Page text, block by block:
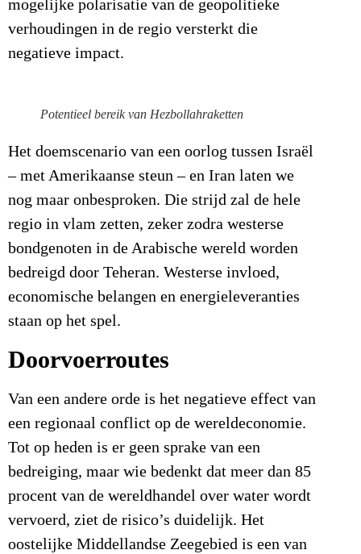
mogelijke polarisatie van de geopolitieke
verhoudingen in de regio versterkt die
negatieve impact.
Potentieel bereik van Hezbollahraketten
Het doemscenario van een oorlog tussen Israël
– met Amerikaanse steun – en Iran laten we
nog maar onbesproken. Die strijd zal de hele
regio in vlam zetten, zeker zodra westerse
bondgenoten in de Arabische wereld worden
bedreigd door Teheran. Westerse invloed,
economische belangen en energieleveranties
staan op het spel.
Doorvoerroutes
Van een andere orde is het negatieve effect van
een regionaal conflict op de wereldeconomie.
Tot op heden is er geen sprake van een
bedreiging, maar wie bedenkt dat meer dan 85
procent van de wereldhandel over water wordt
vervoerd, ziet de risico’s duidelijk. Het
oostelijke Middellandse Zeegebied is een van